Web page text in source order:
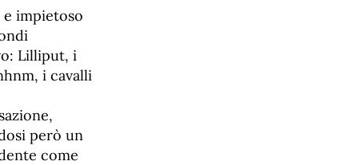
impietoso
Lilliput, i
i cavalli
però un
come